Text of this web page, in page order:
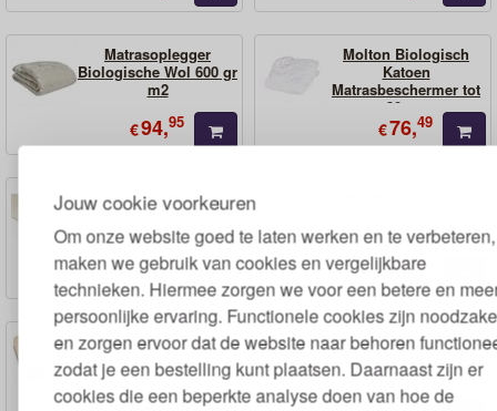
Jouw cookie voorkeuren
Om onze website goed te laten werken en te verbeteren,
maken we gebruik van cookies en vergelijkbare
technieken. Hiermee zorgen we voor een betere en
persoonlijke ervaring. Functionele cookies zijn
en zorgen ervoor dat de website naar behoren
zodat je een bestelling kunt plaatsen. Daarnaast zijn er
cookies die een beperkte analyse doen van hoe de
Matrasoplegger
Biologische Wol 600 gr
m2
€94,95
Molton Biologisch
Katoen
Matrasbeschermer tot
30 cm
€76,49
Molton
Matrasbeschermer Dik
Biologisch Katoen
€ 52,95
Matrasbeschermer
1000 gr-m2
€189,00
Pluche Matrasoplegger
Biologische Wol
Pluche Matrasoplegger
Biologische Wol en
Kamelenhaar